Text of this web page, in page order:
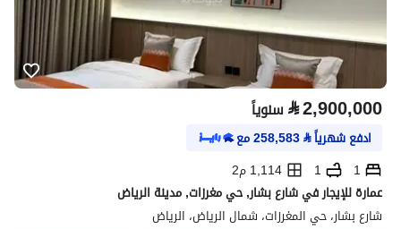
⃁2,900,000 سنوياً
ادفع شهرياً⃁
258,583مع
1
1
1,114 م2
عمارة للإيجار في شارع بشار, حي مغرزات, مدينة الرياض
شارع بشار، حي المغرزات، شمال الرياض، الرياض